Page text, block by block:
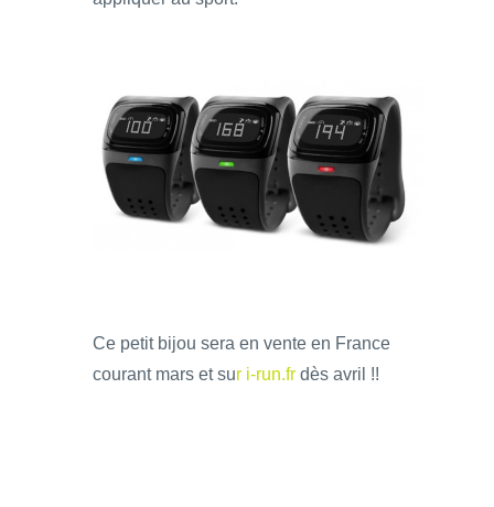
Ce petit bijou sera en vente en France
courant mars et sur i-run.fr dès avril !!